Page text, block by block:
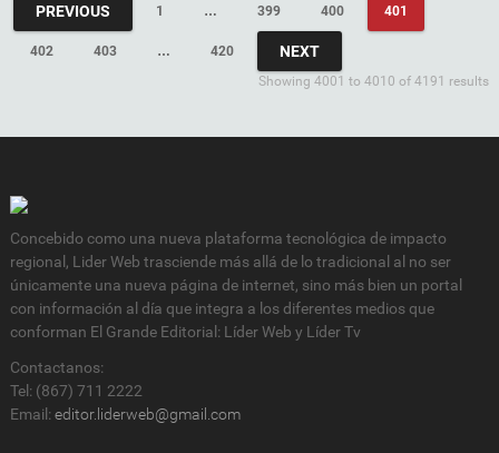
PREVIOUS 1 … 399 400 401
402 403 … 420 NEXT
Showing 4001 to 4010 of 4191 results
Concebido como una nueva plataforma tecnológica de impacto
regional, Lider Web trasciende más allá de lo tradicional al no ser
únicamente una nueva página de internet, sino más bien un portal
con información al día que integra a los diferentes medios que
conforman El Grande Editorial: Líder Web y Líder Tv
Contactanos:
Tel: (867) 711 2222
Email: editor.liderweb@gmail.com